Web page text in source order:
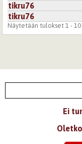
tikru76
tikru76
Näytetään tulokset 1 -
Ei